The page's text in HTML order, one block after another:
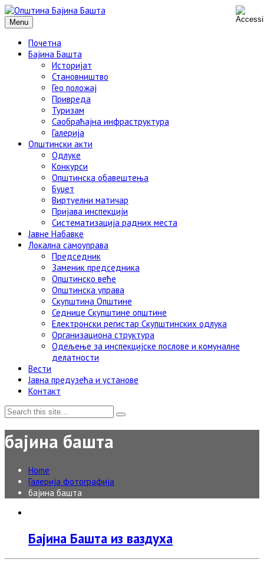
Menu
Почетна
Бајина Башта
Историјат
Становништво
Гео положај
Привреда
Туризам
Саобраћајна инфраструктура
Галерија
Општински акти
Одлуке
Конкурси
Општинска обавештења
Буџет
Виртуелни матичар
Пријава инспекцији
Систематизација радних места
Јавне Набавке
Локална самоуправа
Председник
Заменик председника
Општинско веће
Општинска управа
Скупштина Општине
Седнице Скупштине општине
Електронски регистар Скупштинских одлука
Организациона структура
Одељење за инспекцијске послове и комуналне
делатности
Вести
Јавна предузећа и установе
Контакт
бајина башта
Home
Галерија фотографија
бајина башта
Бајина Башта из ваздуха